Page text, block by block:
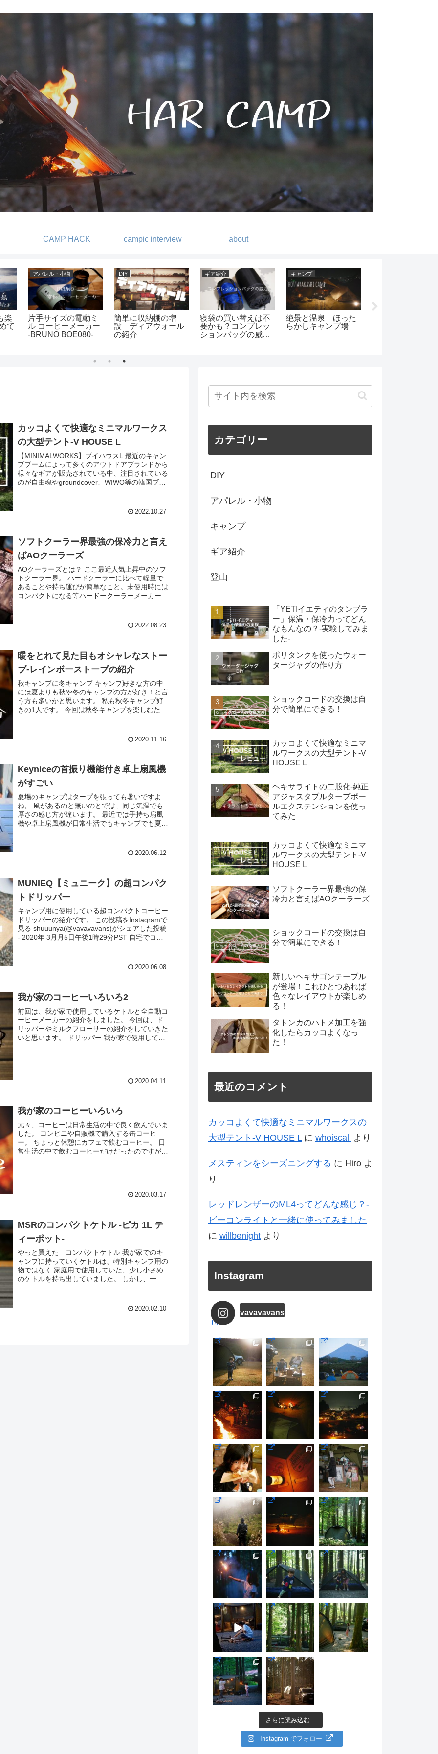
CAMP HACK campic interview about
楽
て
アパレル・小物
片手サイズの電動ミ
ル コーヒーメーカー
-BRUNO BOE080-
DIY
簡単に収納棚の増
設 ディアウォール
の紹介
ギア紹介
寝袋の買い替えは不
要かも？コンプレッ
ションバッグの威
キャンプ
絶景と温泉 ほった
らかしキャンプ場
カッコよくて快適なミニマルワークス
の大型テント-V HOUSE L
【MINIMALWORKS】ブイハウスL 最近のキャン
プブームによって多くのアウトドアブランドから
様々なギアが販売されている中、注目されている
のが自由魂やgroundcover、WIWO等の韓国ブラ
2022.10.27
ソフトクーラー界最強の保冷力と言え
ばAOクーラーズ
AOクーラーズとは？ ここ最近人気上昇中のソフ
トクーラー界。 ハードクーラーに比べて軽量で
あることや持ち運びが簡単なこと。未使用時には
コンパクトになる等ハードークーラーメーカーも
2022.08.23
暖をとれて見た目もオシャレなストー
ブ-レインボーストーブの紹介
秋キャンプに冬キャンプ キャンプ好きな方の中
には夏よりも秋や冬のキャンプの方が好き！と言
う方も多いかと思います。 私も秋冬キャンプ好
きの1人です。 今回は秋冬キャンプを楽しむため
2020.11.16
Keyniceの首振り機能付き卓上扇風機
がすごい
夏場のキャンプはタープを張っても暑いですよ
ね。 風があるのと無いのとでは、同じ気温でも
厚さの感じ方が違います。 最近では手持ち扇風
機や卓上扇風機が日常生活でもキャンプでも夏の
2020.06.12
MUNIEQ【ミュニーク】の超コンパク
トドリッパー
キャンプ用に使用している超コンパクトコーヒー
ドリッパーの紹介です。 この投稿をInstagramで
見る shuuunya(@vavavavans)がシェアした投稿
- 2020年 3月月5日午後1時29分PST 自宅でコー
2020.06.08
我が家のコーヒーいろいろ2
前回は、我が家で使用しているケトルと全自動コ
ーヒーメーカーの紹介をしました。 今回は、ド
リッパーやミルクフローサーの紹介をしていきた
いと思います。 ドリッパー 我が家で使用してい
2020.04.11
我が家のコーヒーいろいろ
元々、コーヒーは日常生活の中で良く飲んでいま
した。 コンビニや自販機で購入する缶コーヒ
ー。 ちょっと休憩にカフェで飲むコーヒー。 日
常生活の中で飲むコーヒーだけだったのですが、
2020.03.17
MSRのコンパクトケトル -ピカ 1L テ
ィーポット-
やっと買えた コンパクトケトル 我が家でのキ
ャンプに持っていくケトルは、特別キャンプ用の
物ではなく 家庭用で使用していた、少し小さめ
のケトルを持ち出していました。 しかし、一般
2020.02.10
カテゴリー
DIY
アパレル・小物
キャンプ
ギア紹介
登山
「YETIイエティのタンブラ
ー」保温・保冷力ってどん
なもんなの？-実験してみま
した-
ポリタンクを使ったウォー
タージャグの作り方
ショックコードの交換は自
分で簡単にできる！
カッコよくて快適なミニマ
ルワークスの大型テント-V
HOUSE L
ヘキサライトの二股化-純正
アジャスタブルタープポー
ルエクステンションを使っ
てみた
カッコよくて快適なミニマ
ルワークスの大型テント-V
HOUSE L
ソフトクーラー界最強の保
冷力と言えばAOクーラーズ
ショックコードの交換は自
分で簡単にできる！
新しいヘキサゴンテーブル
が登場！これひとつあれば
色々なレイアウトが楽しめ
る！
タトンカのハトメ加工を強
化したらカッコよくなっ
た！
最近のコメント
カッコよくて快適なミニマルワークスの
大型テント-V HOUSE Lに whoiscall より
メスティンをシーズニングする に Hiro よ
り
レッドレンザーのML4ってどんな感じ？-
ビーコンライトと一緒に使ってみました
に willbenight より
Instagram
vavavavans
さらに読み込む...
Instagram でフォロー